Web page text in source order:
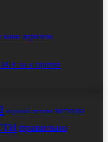
игровой лучшие методы
правильно